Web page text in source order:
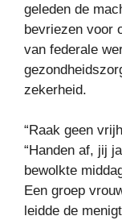
geleden de
bevriezen voor
van federale
zekerheid.
“Raak geen
“Handen af, jij
bewolkte
Een groep
leidde de